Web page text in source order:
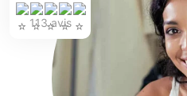
113 avis